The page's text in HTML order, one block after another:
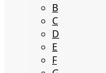
B
C
D
E
F